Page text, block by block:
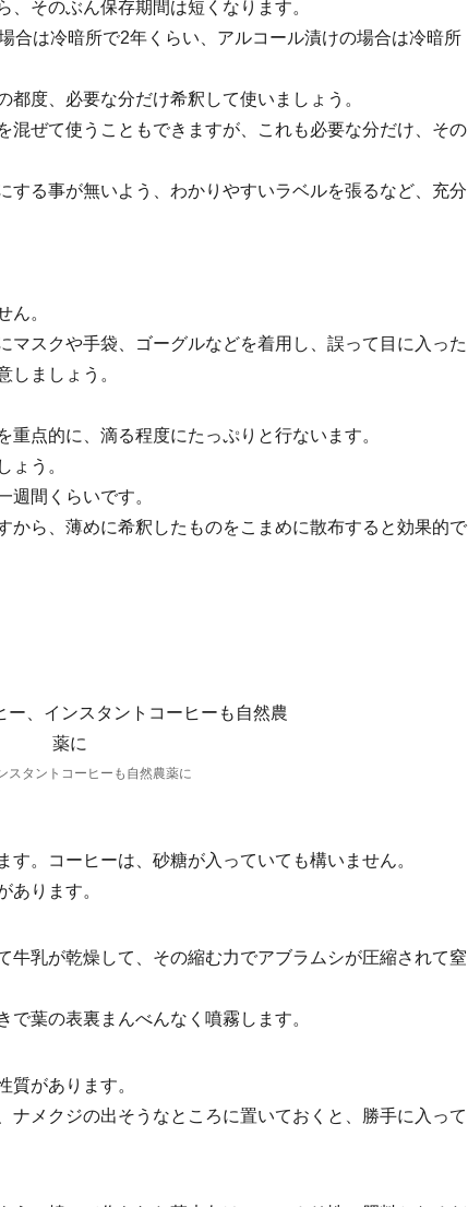
そのぶん保存期間は短くなります。
合は冷暗所で2年くらい、アルコール漬けの場合は冷暗所
度、必要な分だけ希釈して使いましょう。
混ぜて使うこともできますが、これも必要な分だけ、その
する事が無いよう、わかりやすいラベルを張るなど、充分
ん。
マスクや手袋、ゴーグルなどを着用し、誤って目に入った
しましょう。
点的に、滴る程度にたっぷりと行ないます。
ょう。
週間くらいです。
から、薄めに希釈したものをこまめに散布すると効果的で
スタントコーヒーも自然農薬に
。コーヒーは、砂糖が入っていても構いません。
あります。
牛乳が乾燥して、その縮む力でアブラムシが圧縮されて窒
葉の表裏まんべんなく噴霧します。
質があります。
ナメクジの出そうなところに置いておくと、勝手に入って